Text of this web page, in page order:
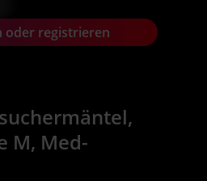
oder registrieren
M, Med-